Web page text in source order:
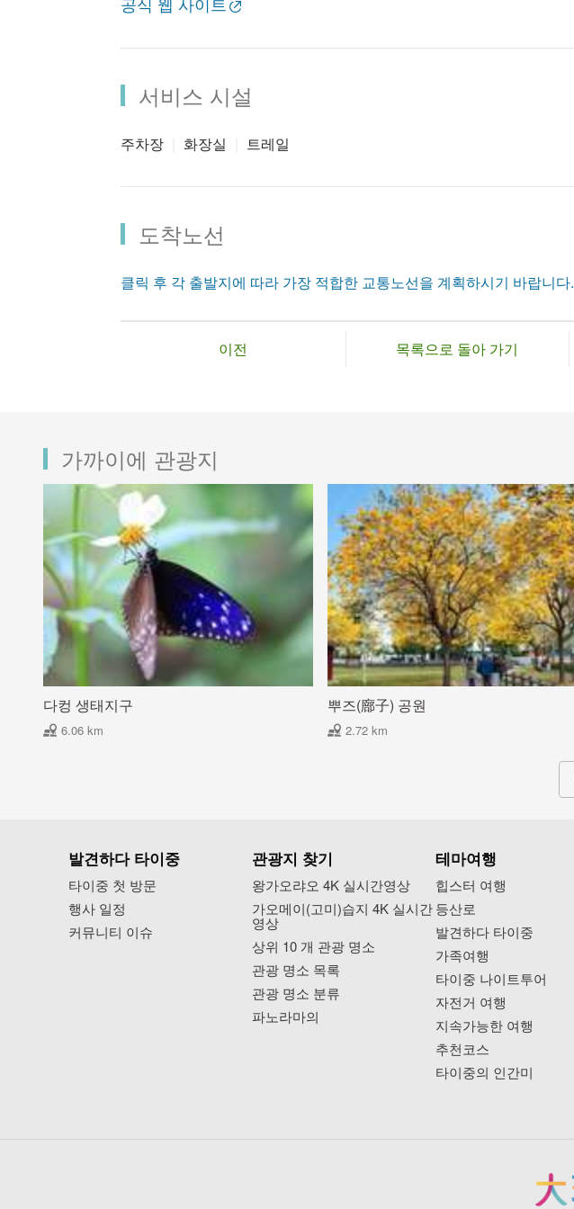
서비스 시설
주차장 화장실 트레일
도착노선
클릭 후 각 출발지에 따라 가장 적합한 교통노선을 계획하시기 바랍니다.
이전 목록으로 돌아 가기
가까이에 관광지
다컹 생태지구
6.06 km
뿌즈(廍子) 공원
2.72 km
발견하다 타이중
타이중 첫 방문
행사 일정
커뮤니티 이슈
관광지 찾기
왕가오랴오 4K 실시간영상
가오메이(고미)습지 4K 실시간
영상
상위 10 개 관광 명소
관광 명소 목록
관광 명소 분류
파노라마의
테마여행
힙스터 여행
등산로
발견하다 타이중
가족여행
타이중 나이트투어
자전거 여행
지속가능한 여행
추천코스
타이중의 인간미